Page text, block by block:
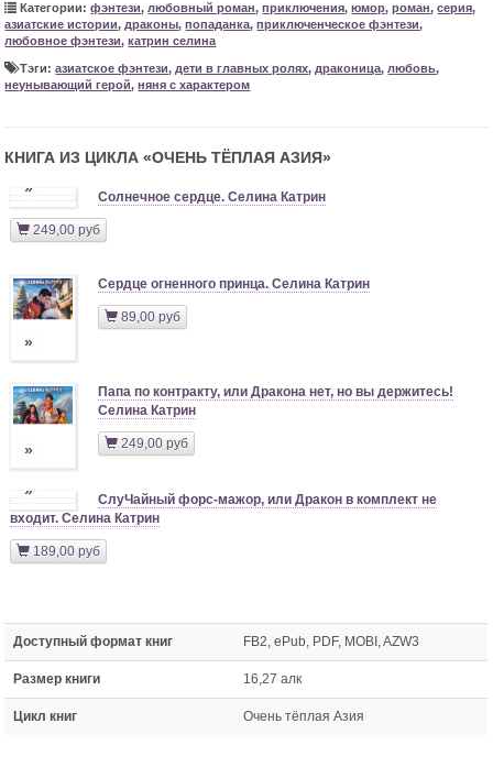
Категории:фэнтези, любовный роман,приключения,юмор,роман,серия,
азиатские истории, драконы,попаданка,приключенческое фэнтези,
любовное фэнтези,катрин селина
Тэги:азиатское фэнтези, дети в главных ролях, драконица, любовь,
неунывающий герой,няня с характером
КНИГА ИЗ ЦИКЛА «ОЧЕНЬ ТЁПЛАЯ АЗИЯ»
»
Солнечное сердце. Селина Катрин
249,00 руб
»
Сердце огненного принца. Селина Катрин
89,00 руб
»
Папа по контракту, или Дракона нет, но вы держитесь!
Селина Катрин
249,00 руб
»
СлуЧайный форс-мажор, или Дракон в комплект не
входит. Селина Катрин
189,00 руб
Доступный формат книг FB2, ePub, PDF, MOBI, AZW3
Размер книги 16,27 алк
Цикл книг Очень тёплая Азия